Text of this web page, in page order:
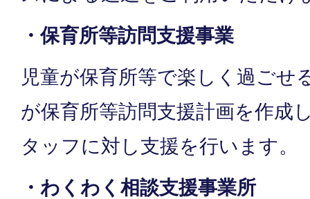
・保育所等訪問支援事業
児童が保育所等で楽しく過ごせ
が保育所等訪問支援計画を作成
タッフに対し支援を行います。
・わくわく相談支援事業所